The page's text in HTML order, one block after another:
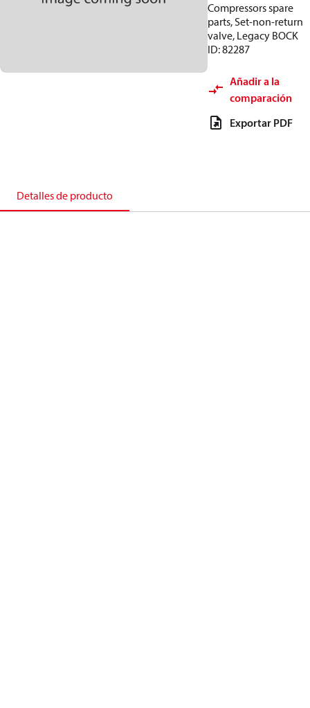
Compressors spare
parts, Set-non-return
valve, Legacy BOCK
ID: 82287
Añadir a la
comparación
Exportar PDF
Detalles de producto